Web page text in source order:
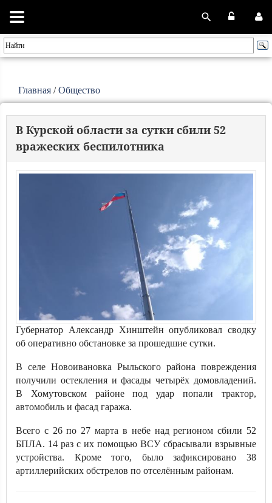
Главная /Общество
В Курской области за сутки сбили 52
вражеских беспилотника
Губернатор Александр Хинштейн опубликовал сводку
об оперативно обстановке за прошедшие сутки.
В селе Новоивановка Рыльского района повреждения
получили остекления и фасады четырёх домовладений.
В Хомутовском районе под удар попали трактор,
автомобиль и фасад гаража.
Всего с 26 по 27 марта в небе над регионом сбили 52
БПЛА. 14 раз с их помощью ВСУ сбрасывали взрывные
устройства. Кроме того, было зафиксировано 38
артиллерийских обстрелов по отселённым районам.